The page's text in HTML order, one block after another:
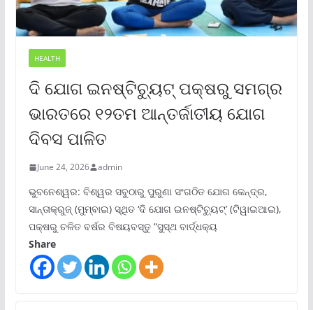
HEALTH
ଦି ଯୋଗ ଇନଷ୍ଟିଚ୍ୟୁଟ୍ ପକ୍ଷରୁ ସମଗ୍ର
ଭାରତରେ ୧୨ତମ ଆନ୍ତର୍ଜାତୀୟ ଯୋଗ
ଦିବସ ପାଳିତ
June 24, 2026 admin
ଭୁବନେଶ୍ୱର: ବିଶ୍ୱର ସବୁଠାରୁ ପୁରୁଣା ସଂଗଠିତ ଯୋଗ କେନ୍ଦ୍ର,
ସାନ୍ତାକ୍ରୁଜ୍ (ମୁମ୍ବାଇ) ସ୍ଥିତ ‘ଦି ଯୋଗ ଇନଷ୍ଟିଚ୍ୟୁଟ୍‌’ (ଟିୱାଇଆଇ),
ପକ୍ଷରୁ ଚଳିତ ବର୍ଷର ବିଷୟବସ୍ତୁ “ସୁସ୍ଥ ବାର୍ଦ୍ଧକ୍ୟ
Share